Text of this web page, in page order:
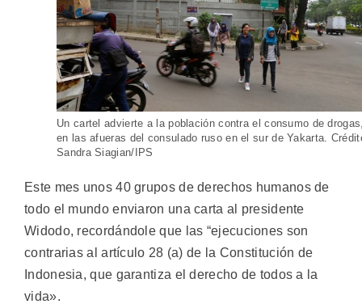
Un cartel advierte a la población contra el consumo de
en las afueras del consulado ruso en el sur de Yakarta.
Sandra Siagian/IPS
Este mes unos 40 grupos de derechos humanos de
todo el mundo enviaron una carta al presidente
Widodo, recordándole que las “ejecuciones son
contrarias al artículo 28 (a) de la Constitución de
Indonesia, que garantiza el derecho de todos a la
vida».